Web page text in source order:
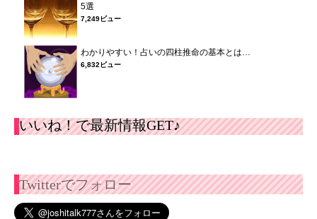
5選
7,249ビュー
わかりやすい！占いの四柱推命の基本とは…
6,832ビュー
いいね！で最新情報GET♪
Twitterでフォロー